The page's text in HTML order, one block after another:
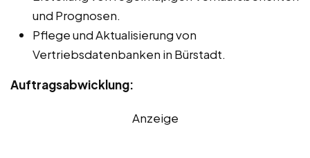
und Prognosen.
Pflege und Aktualisierung von
Vertriebsdatenbanken in Bürstadt.
Auftragsabwicklung:
Anzeige